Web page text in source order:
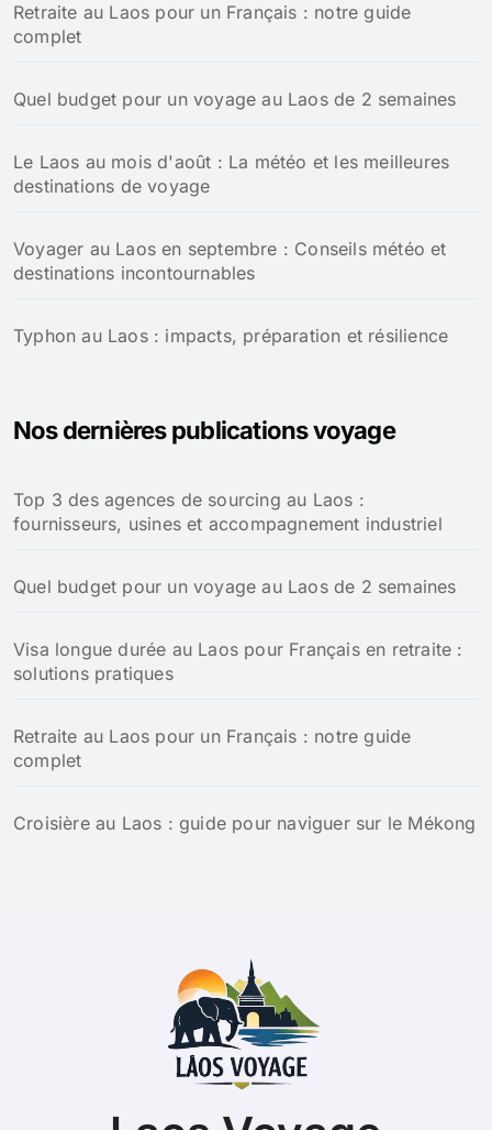
Retraite au Laos pour un Français : notre guide
complet
Quel budget pour un voyage au Laos de 2 semaines
Le Laos au mois d'août : La météo et les meilleures
destinations de voyage
Voyager au Laos en septembre : Conseils météo et
destinations incontournables
Typhon au Laos : impacts, préparation et résilience
Nos dernières publications voyage
Top 3 des agences de sourcing au Laos :
fournisseurs, usines et accompagnement industriel
Quel budget pour un voyage au Laos de 2 semaines
Visa longue durée au Laos pour Français en retraite :
solutions pratiques
Retraite au Laos pour un Français : notre guide
complet
Croisière au Laos : guide pour naviguer sur le Mékong